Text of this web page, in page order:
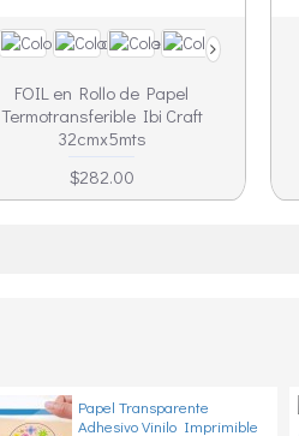
FOIL en Rollo de Papel
Termotransferible Ibi Craft
32cmx5mts
$282.00
Papel Transparente
Adhesivo Vinilo Imprimible